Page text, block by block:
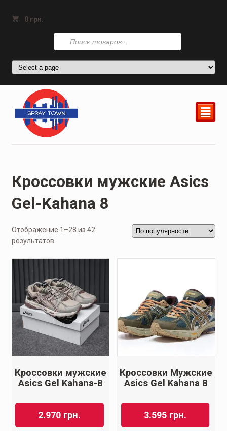
0 грн.
Поиск
товаров
²
Кроссовки мужские Asics
Gel-Kahana 8
Отображение 1–28 из 42
результатов
Кроссовки мужские
Asics Gel Kahana-8
2.970 грн.
Кроссовки Мужские
Asics Gel Kahana 8
3.595 грн.